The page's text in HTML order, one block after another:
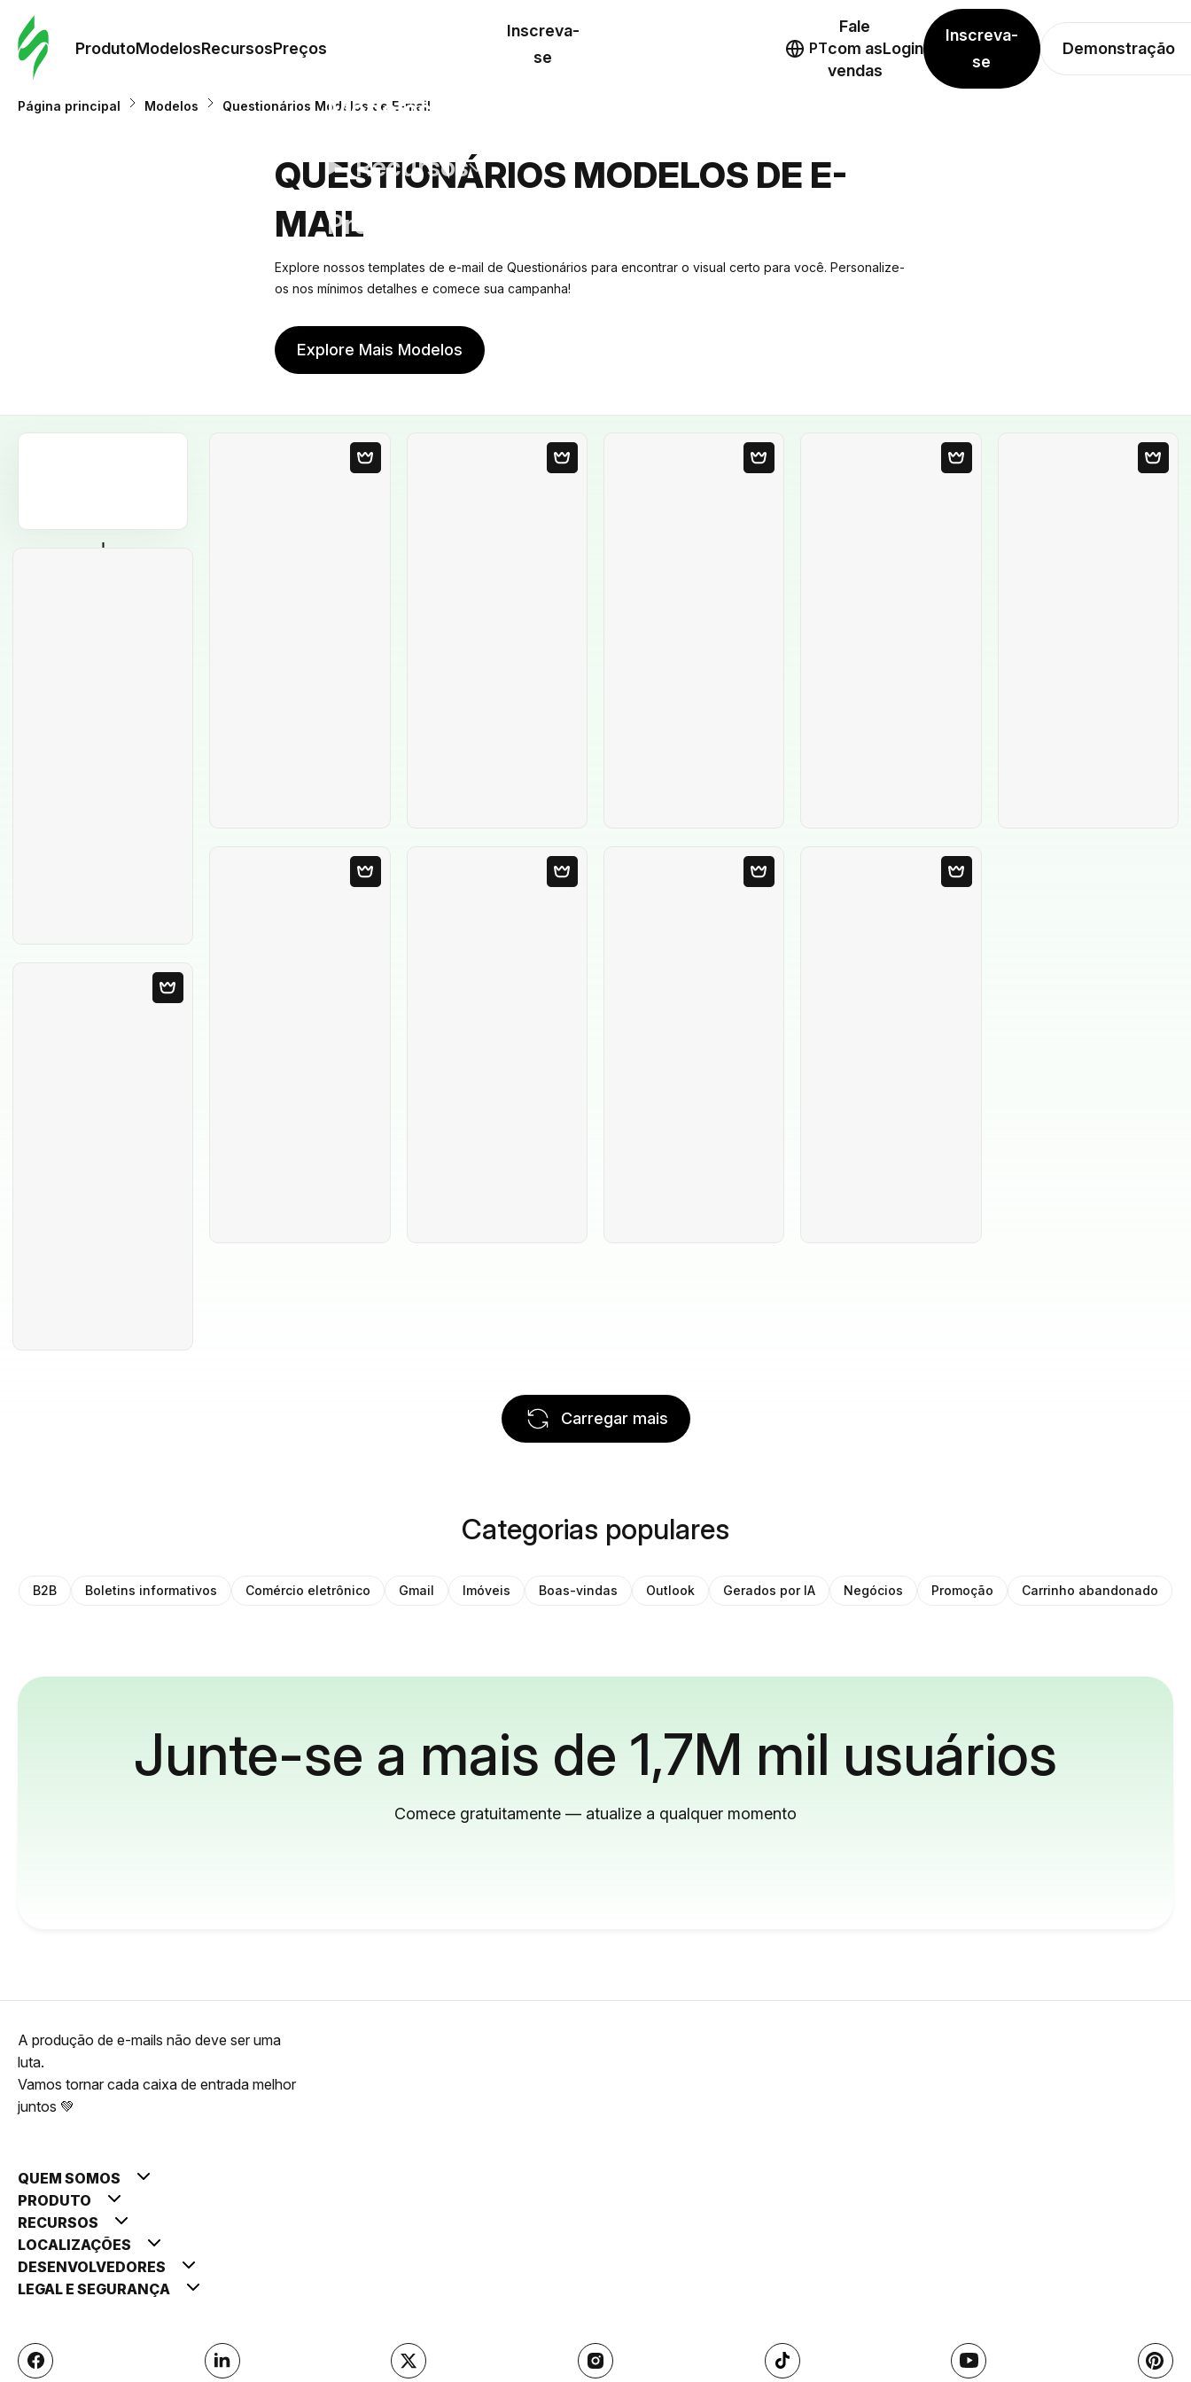
ProdutoModelosRecursosPreços
Modelos
Recursos
Preços
Inscreva-
se
PT
Fale
com as
vendas
Login
Inscreva-
se
Demonstração
Página principal Modelos Questionários Modelos de E-mail
QUESTIONÁRIOS MODELOS DE E-
MAIL
Explore nossos templates de e-mail de Questionários para encontrar o visual certo para você. Personalize-
os nos mínimos detalhes e comece sua campanha!
Explore Mais Modelos
Carregar mais
Categorias populares
B2B Boletins informativos Comércio eletrônico Gmail Imóveis Boas-vindas Outlook Gerados por IA Negócios Promoção Carrinho abandonado
Junte-se a mais de 1,7M mil usuários
Comece gratuitamente — atualize a qualquer momento
A produção de e-mails não deve ser uma
luta.
Vamos tornar cada caixa de entrada melhor
juntos 💚
QUEM SOMOS
PRODUTO
RECURSOS
LOCALIZAÇÕES
DESENVOLVEDORES
LEGAL E SEGURANÇA